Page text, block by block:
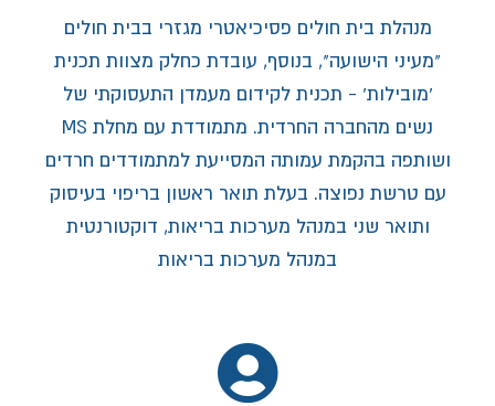
מנהלת בית חולים פסיכיאטרי מגזרי בבית חולים
"מעיני הישועה", בנוסף, עובדת כחלק מצוות תכנית
'מובילות' - תכנית לקידום מעמדן התעסוקתי של
ושותפה בהקמת עמותה המסייעת למתמודדים חרדים
עם טרשת נפוצה.‏ בעלת תואר ראשון בריפוי בעיסוק
ותואר שני במנהל מערכות בריאות, דוקטורנטית
במנהל מערכות בריאות